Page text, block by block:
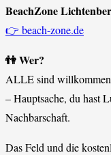
BeachZone
👉 beach-zone.de
👫 Wer?
ALLE sind
– Hauptsache, du hast
Nachbarschaft.
Das Feld und die